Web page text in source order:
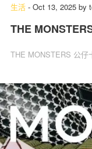
生活 - Oct 13, 2025 by
THE
THE MONSTERS 公仔